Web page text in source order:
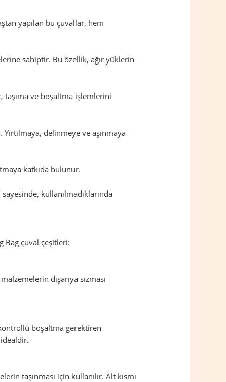
yapılan bu çuvallar, hem
sahiptir. Bu özellik, ağır yüklerin
taşıma ve boşaltma işlemlerini
delinmeye ve aşınmaya
katkıda bulunur.
sayesinde, kullanılmadıklarında
Bag çuval çeşitleri:
dışarıya sızması
boşaltma gerektiren
taşınması için kullanılır. Alt kısmı